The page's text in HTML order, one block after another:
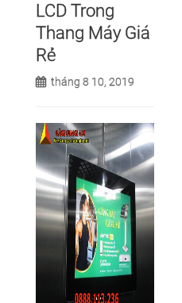
LCD Trong
Thang Máy Giá
Rẻ
tháng 8 10, 2019